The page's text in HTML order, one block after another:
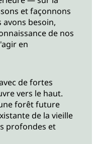
et façonnons
besoin,
de nos
en
de fortes
vers le haut.
forêt future
de la vieille
profondes et